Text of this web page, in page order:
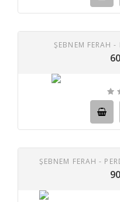
ŞEBNEM FERAH -
ŞEBNEM FERAH -